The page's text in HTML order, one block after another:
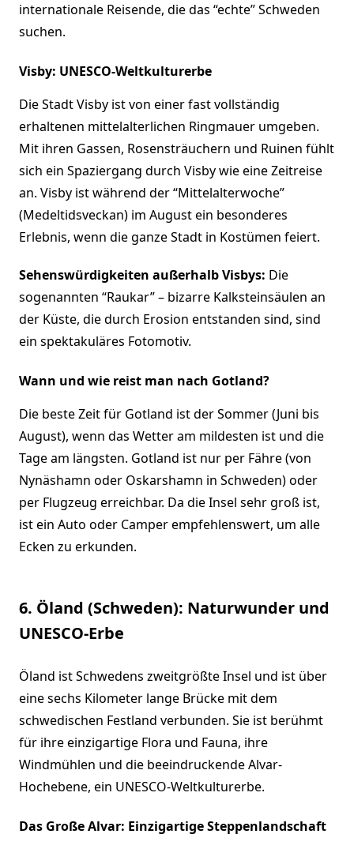
internationale Reisende, die das “echte” Schweden
suchen.
Visby: UNESCO-Weltkulturerbe
Die Stadt Visby ist von einer fast vollständig
erhaltenen mittelalterlichen Ringmauer umgeben.
Mit ihren Gassen, Rosensträuchern und Ruinen fühlt
sich ein Spaziergang durch Visby wie eine Zeitreise
an. Visby ist während der “Mittelalterwoche”
(Medeltidsveckan) im August ein besonderes
Erlebnis, wenn die ganze Stadt in Kostümen feiert.
Sehenswürdigkeiten außerhalb Visbys: Die
sogenannten “Raukar” – bizarre Kalksteinsäulen an
der Küste, die durch Erosion entstanden sind, sind
ein spektakuläres Fotomotiv.
Wann und wie reist man nach Gotland?
Die beste Zeit für Gotland ist der Sommer (Juni bis
August), wenn das Wetter am mildesten ist und die
Tage am längsten. Gotland ist nur per Fähre (von
Nynäshamn oder Oskarshamn in Schweden) oder
per Flugzeug erreichbar. Da die Insel sehr groß ist,
ist ein Auto oder Camper empfehlenswert, um alle
Ecken zu erkunden.
6. Öland (Schweden): Naturwunder und
UNESCO-Erbe
Öland ist Schwedens zweitgrößte Insel und ist über
eine sechs Kilometer lange Brücke mit dem
schwedischen Festland verbunden. Sie ist berühmt
für ihre einzigartige Flora und Fauna, ihre
Windmühlen und die beeindruckende Alvar-
Hochebene, ein UNESCO-Weltkulturerbe.
Das Große Alvar: Einzigartige Steppenlandschaft